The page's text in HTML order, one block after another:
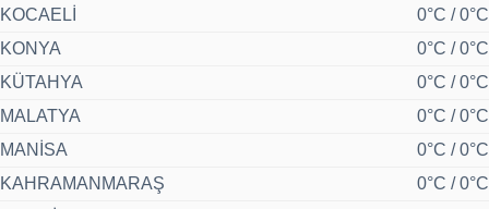
KOCAELİ
0°C / 0°C
KONYA
0°C / 0°C
KÜTAHYA
0°C / 0°C
MALATYA
0°C / 0°C
MANİSA
0°C / 0°C
KAHRAMANMARAŞ
0°C / 0°C